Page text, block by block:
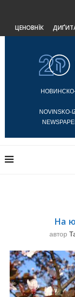
ЦЕНОВНЇК
NOVINSKO-
На
автор